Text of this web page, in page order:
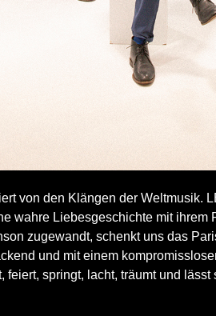
von den Klängen der
wahre Liebesgeschichte mit
zugewandt, schenkt uns das
und mit einem
springt, lacht, träumt und